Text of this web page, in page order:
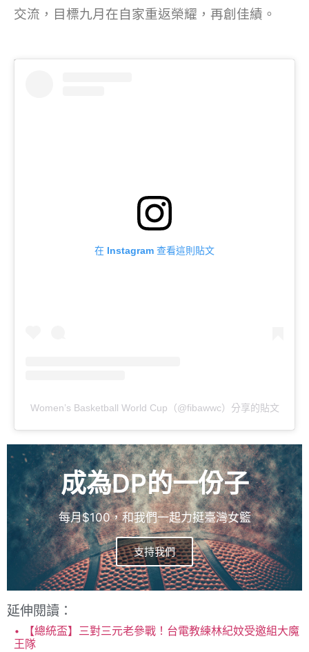
交流，目標九月在自家重返榮耀，再創佳績。
在 Instagram 查看這則貼文
Women’s Basketball World Cup（@fibawwc）分享的貼文
成為DP的一份子
每月$100，和我們一起力挺臺灣女籃
支持我們
延伸閱讀：
【總統盃】三對三元老參戰！台電教練林紀妏受邀組大魔
王隊